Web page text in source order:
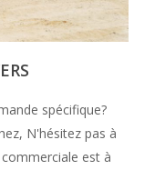
spécifique?
N'hésitez pas à
est à